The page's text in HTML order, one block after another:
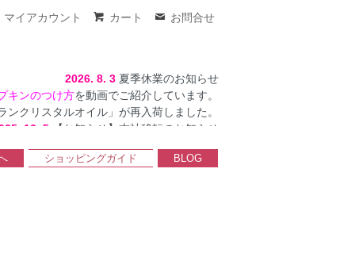
マイアカウント カート お問合せ
2026. 8. 3 夏季休業のお知らせ
キンのつけ方を動画でご紹介しています。
ンクリスタルオイル」が再入荷しました。
12. 5
【お知らせ】本社移転のお知らせ
ショッピングガイド BLOG